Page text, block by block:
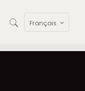
Français